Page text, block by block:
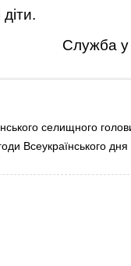
Служба у
селищного
Всеукраїнського дня